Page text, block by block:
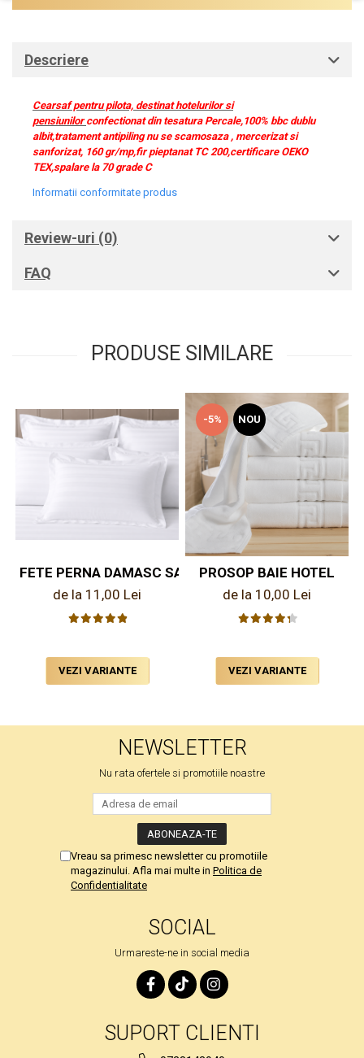
Descriere
Cearsaf pentru pilota, destinat hotelurilor si
pensiunilorconfectionat din tesatura Percale,100% bbc dublu
albit,tratament antipiling nu se scamosaza , mercerizat si
sanforizat, 160 gr/mp,fir pieptanat TC 200,certificare OEKO
TEX,spalare la 70 grade C
Informatii conformitate produs
Review-uri (0)
FAQ
PRODUSE SIMILARE
FETE PERNA DAMASC SATINAT PENTRU HOTEL
de la 11,00 Lei
VEZI VARIANTE
-5% NOU
PROSOP BAIE HOTEL
de la 10,00 Lei
VEZI VARIANTE
NEWSLETTER
Nu rata ofertele si promotiile noastre
Vreau sa primesc newsletter cu promotiile
magazinului. Afla mai multe in Politica de
Confidentialitate
SOCIAL
Urmareste-ne in social media
SUPORT CLIENTI